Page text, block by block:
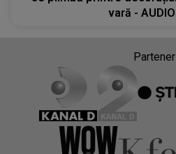
vară - AUDIO